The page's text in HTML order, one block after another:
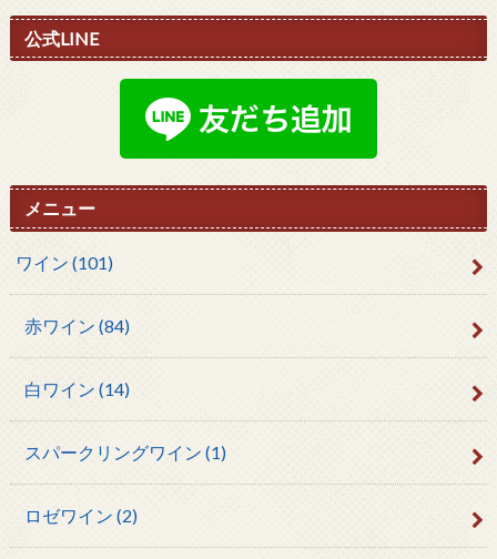
公式LINE
メニュー
ワイン (101)
赤ワイン (84)
白ワイン (14)
スパークリングワイン (1)
ロゼワイン (2)